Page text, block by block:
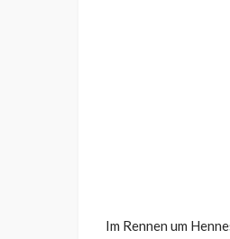
Im Rennen um